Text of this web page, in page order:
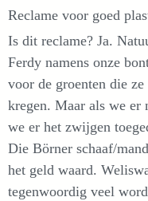
Reclame voor goed
Is dit reclame? Ja.
Ferdy namens onze
voor de groenten die
kregen. Maar als we er
we er het zwijgen
Die Börner schaaf/
het geld waard.
tegenwoordig veel